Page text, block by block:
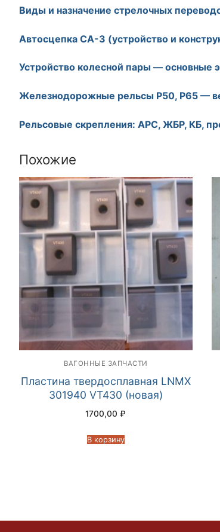
Виды и назначение стрелочных
Автосцепка СА-3 (устройство и
Устройство колесной пары — основные
Железнодорожные рельсы Р50, Р65 —
Рельсовые скрепления: АРС, ЖБР, КБ,
Похожие
ВАГОННЫЕ ЗАПЧАСТИ
Пластина твердосплавная LNMX
301940 VT430 (новая)
1700,00₽
В корзину